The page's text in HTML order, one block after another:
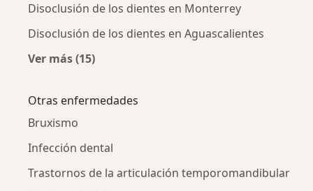
Disoclusión de los dientes en Monterrey
Disoclusión de los dientes en Aguascalientes
Ver más (15)
Otras enfermedades
Bruxismo
Infección dental
Trastornos de la articulación temporomandibular